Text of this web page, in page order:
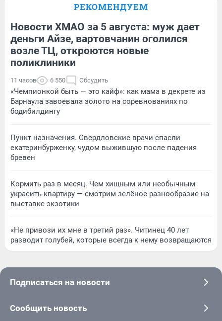
РЕКОМЕНДУЕМ
Новости ХМАО за 5 августа: муж дает
деньги Айзе, вартовчанин оголился
возле ТЦ, откроются новые
поликлиники
11 часов 6 550 Обсудить
«Чемпионкой быть — это кайф»: как мама в декрете из
Барнаула завоевала золото на соревнованиях по
бодибилдингу
Пункт назначения. Свердловские врачи спасли
екатеринбурженку, чудом выжившую после падения
бревен
Кормить раз в месяц. Чем хищным или необычным
украсить квартиру — смотрим зелёное разнообразие на
выставке экзотики
«Не привози их мне в третий раз». Читинец 40 лет
разводит голубей, которые всегда к нему возвращаются
Подписаться на новости
Сообщить новость